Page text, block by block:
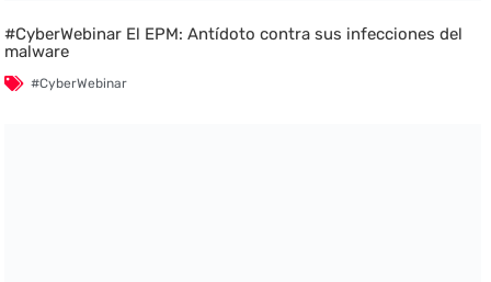
#CyberWebinar El EPM: Antídoto contra sus infecciones del
malware
#CyberWebinar